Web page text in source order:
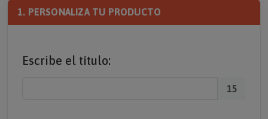
1. PERSONALIZA TU PRODUCTO
Escribe el título:
15